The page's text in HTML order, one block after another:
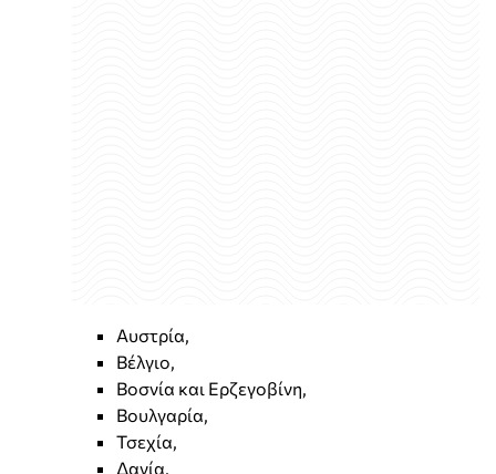
Αυστρία,
Βέλγιο,
Βοσνία και Ερζεγοβίνη,
Βουλγαρία,
Τσεχία,
Δανία,